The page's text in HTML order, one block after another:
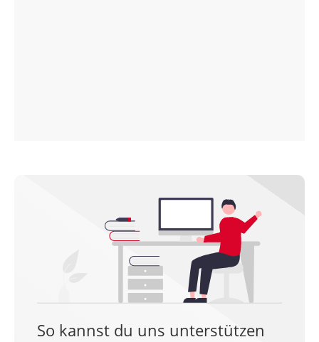
So kannst du uns unterstützen